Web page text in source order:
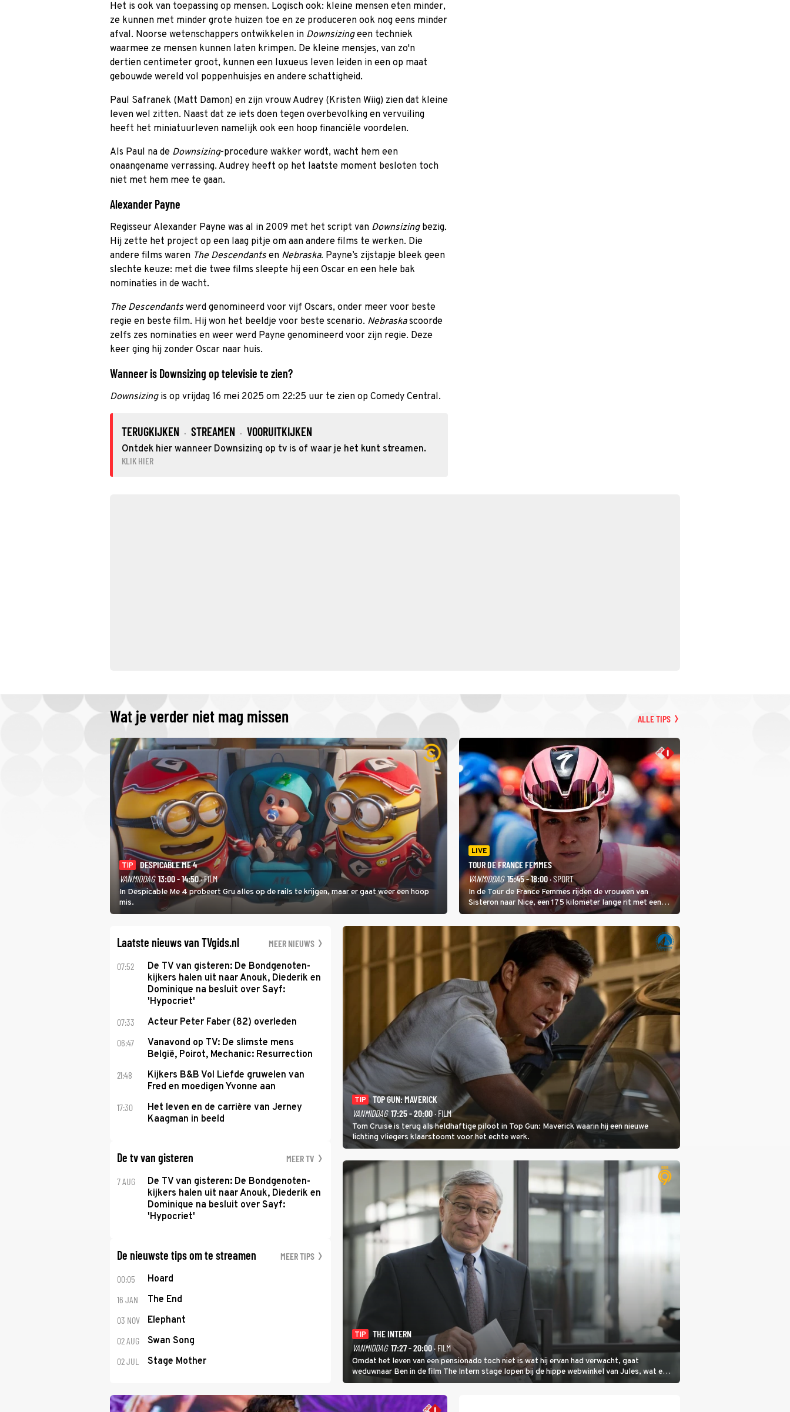
Het is ook van toepassing op mensen. Logisch ook: kleine mensen eten minder,
ze kunnen met minder grote huizen toe en ze produceren ook nog eens minder
afval. Noorse wetenschappers ontwikkelen in Downsizingeen techniek
waarmee ze mensen kunnen laten krimpen. De kleine mensjes, van zo'n
dertien centimeter groot, kunnen een luxueus leven leiden in een op maat
gebouwde wereld vol poppenhuisjes en andere schattigheid.
Paul Safranek (Matt Damon) en zijn vrouw Audrey (Kristen Wiig) zien dat kleine
leven wel zitten. Naast dat ze iets doen tegen overbevolking en vervuiling
heeft het miniatuurleven namelijk ook een hoop financiële voordelen.
Als Paul na de Downsizing-procedure wakker wordt, wacht hem een
onaangename verrassing. Audrey heeft op het laatste moment besloten toch
niet met hem mee te gaan.
Alexander Payne
Regisseur Alexander Payne was al in 2009 met het script van Downsizing bezig.
Hij zette het project op een laag pitje om aan andere films te werken. Die
andere films waren The Descendants en Nebraska. Payne’s zijstapje bleek geen
slechte keuze: met die twee films sleepte hij een Oscar en een hele bak
nominaties in de wacht.
The Descendants werd genomineerd voor vijf Oscars, onder meer voor beste
regie en beste film. Hij won het beeldje voor beste scenario. Nebraskascoorde
zelfs zes nominaties en weer werd Payne genomineerd voor zijn regie. Deze
keer ging hij zonder Oscar naar huis.
Wanneer is Downsizing op televisie te zien?
Downsizingis op vrijdag 16 mei 2025 om 22:25 uur te zien op Comedy Central.
TERUGKIJKEN · STREAMEN · VOORUITKIJKEN
Ontdek hier wanneer Downsizing op tv is of waar je het kunt streamen.
KLIK HIER
Wat je verder niet mag missen ALLE TIPS
TIP
DESPICABLE ME 4
VANMIDDAG 13:00 - 14:50· FILM
In Despicable Me 4 probeert Gru alles op de rails te krijgen, maar er gaat weer een hoop
mis.
LIVE
TOUR DE FRANCE FEMMES
VANMIDDAG 15:45 - 18:00· SPORT
In de Tour de France Femmes rijden de vrouwen van
Sisteron naar Nice, een 175 kilometer lange rit met een
geleidelijke klim in het midden. Dat is mogelijk niet de
zwaarste hindernis, dat is de temperatuur. Het kan in Nice
namelijk bloedheet worden.
Laatste nieuws van TVgids.nl MEER NIEUWS
07:52
De TV van gisteren: De Bondgenoten-
kijkers halen uit naar Anouk, Diederik en
Dominique na besluit over Sayf:
'Hypocriet'
07:33 Acteur Peter Faber (82) overleden
06:47
Vanavond op TV: De slimste mens
België, Poirot, Mechanic: Resurrection
21:48
Kijkers B&B Vol Liefde gruwelen van
Fred en moedigen Yvonne aan
17:30
Het leven en de carrière van Jerney
Kaagman in beeld
De tv van gisteren MEER TV
7 AUG
De TV van gisteren: De Bondgenoten-
kijkers halen uit naar Anouk, Diederik en
Dominique na besluit over Sayf:
'Hypocriet'
De nieuwste tips om te streamen MEER TIPS
00:05 Hoard
16 JAN The End
03 NOV Elephant
02 AUG Swan Song
02 JUL Stage Mother
TIP
TOP GUN: MAVERICK
VANMIDDAG 17:25 - 20:00· FILM
Tom Cruise is terug als heldhaftige piloot in Top Gun: Maverick waarin hij een nieuwe
lichting vliegers klaarstoomt voor het echte werk.
TIP
THE INTERN
VANMIDDAG 17:27 - 20:00· FILM
Omdat het leven van een pensionado toch niet is wat hij ervan had verwacht, gaat
weduwnaar Ben in de film The Intern stage lopen bij de hippe webwinkel van Jules, wat een
gouden zet blijkt te zijn.